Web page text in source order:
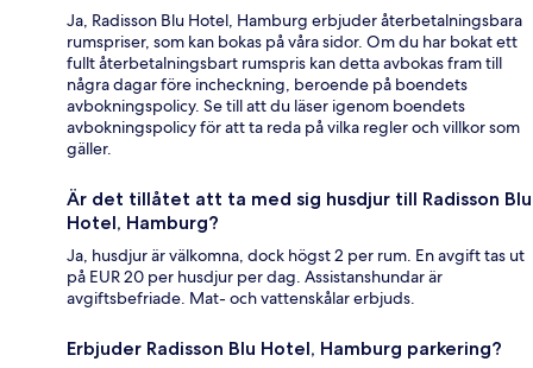
Ja, Radisson Blu Hotel, Hamburg erbjuder återbetalningsbara
rumspriser, som kan bokas på våra sidor. Om du har bokat ett
fullt återbetalningsbart rumspris kan detta avbokas fram till
några dagar före incheckning, beroende på boendets
avbokningspolicy. Se till att du läser igenom boendets
avbokningspolicy för att ta reda på vilka regler och villkor som
gäller.
Är det tillåtet att ta med sig husdjur till Radisson Blu
Hotel, Hamburg?
Ja, husdjur är välkomna, dock högst 2 per rum. En avgift tas ut
på EUR 20 per husdjur per dag. Assistanshundar är
avgiftsbefriade. Mat- och vattenskålar erbjuds.
Erbjuder Radisson Blu Hotel, Hamburg parkering?